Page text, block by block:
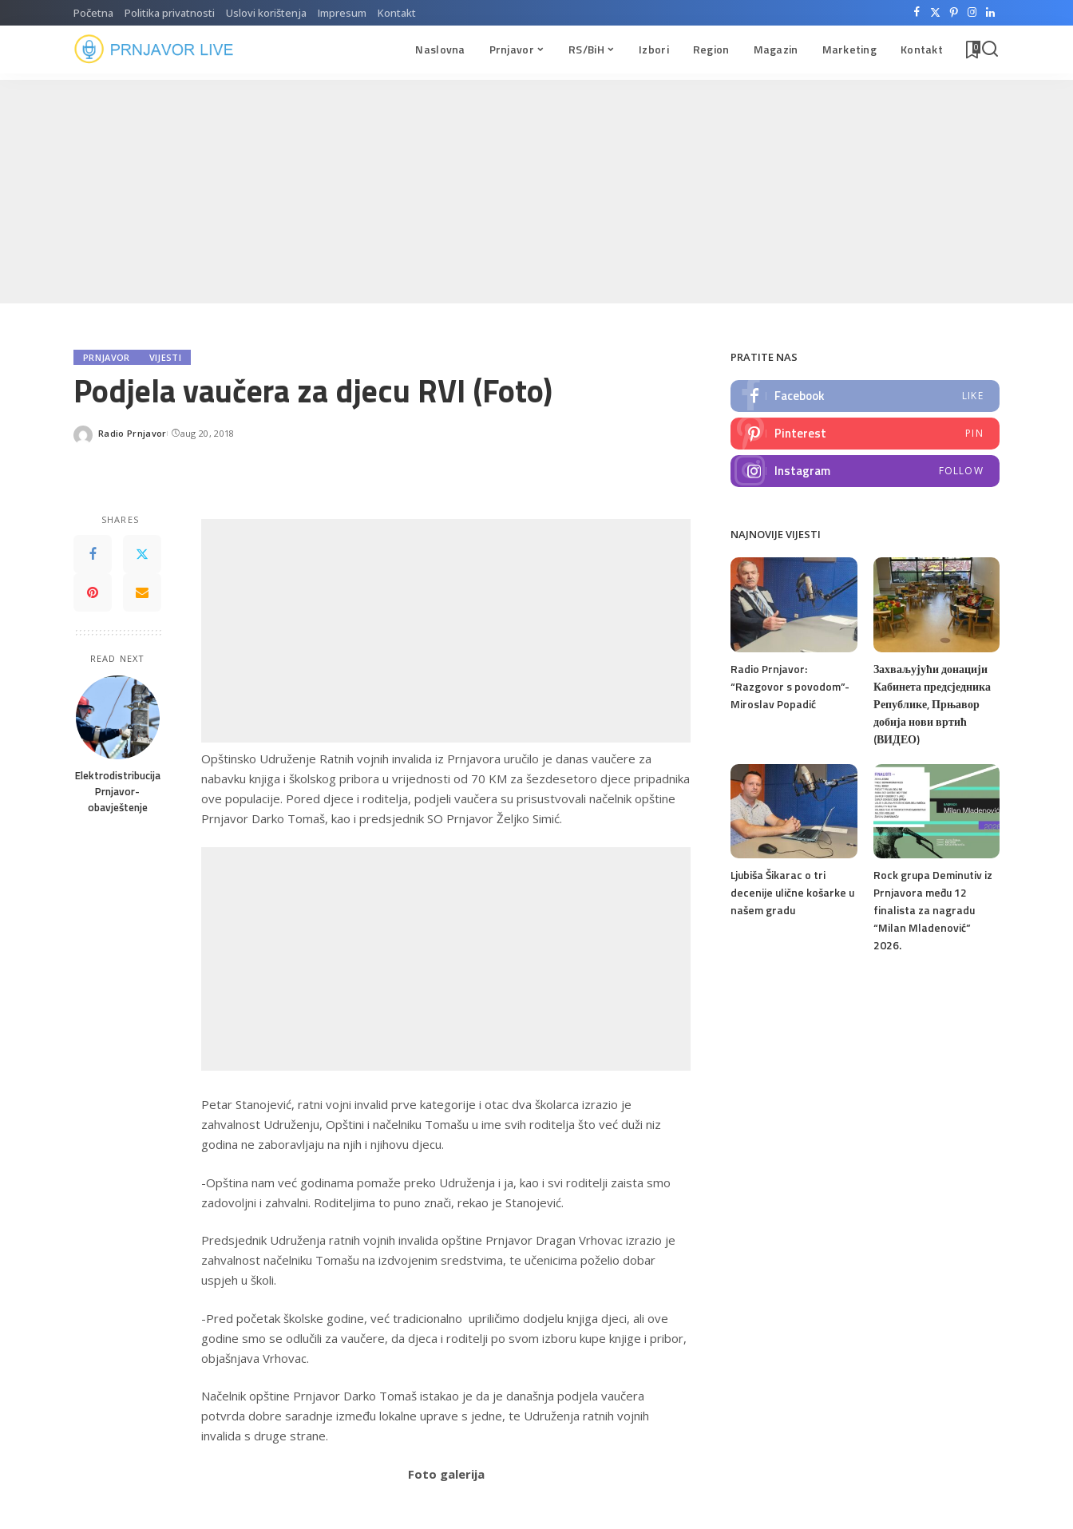
Početna Politika privatnosti Uslovi korištenja Impresum Kontakt
Naslovna Prnjavor RS/BiH Izbori Region Magazin Marketing Kontakt 0
PRNJAVOR VIJESTI
Podjela vaučera za djecu RVI (Foto)
Posted
Radio Prnjavor aug 20, 2018
SHARES
READ NEXT
Elektrodistribucija
Prnjavor-
obavještenje
Opštinsko Udruženje Ratnih vojnih invalida iz Prnjavora uručilo je danas vaučere za
nabavku knjiga i školskog pribora u vrijednosti od 70 KM za šezdesetoro djece pripadnika
ove populacije. Pored djece i roditelja, podjeli vaučera su prisustvovali načelnik opštine
Prnjavor Darko Tomaš, kao i predsjednik SO Prnjavor Željko Simić.
Petar Stanojević, ratni vojni invalid prve kategorije i otac dva školarca izrazio je
zahvalnost Udruženju, Opštini i načelniku Tomašu u ime svih roditelja što već duži niz
godina ne zaboravljaju na njih i njihovu djecu.
-Opština nam već godinama pomaže preko Udruženja i ja, kao i svi roditelji zaista smo
zadovoljni i zahvalni. Roditeljima to puno znači, rekao je Stanojević.
Predsjednik Udruženja ratnih vojnih invalida opštine Prnjavor Dragan Vrhovac izrazio je
zahvalnost načelniku Tomašu na izdvojenim sredstvima, te učenicima poželio dobar
uspjeh u školi.
-Pred početak školske godine, već tradicionalno upriličimo dodjelu knjiga djeci, ali ove
godine smo se odlučili za vaučere, da djeca i roditelji po svom izboru kupe knjige i pribor,
objašnjava Vrhovac.
Načelnik opštine Prnjavor Darko Tomaš istakao je da je današnja podjela vaučera
potvrda dobre saradnje između lokalne uprave s jedne, te Udruženja ratnih vojnih
invalida s druge strane.
Foto galerija
PRATITE NAS
Facebook LIKE
Pinterest PIN
Instagram FOLLOW
NAJNOVIJE VIJESTI
Radio Prnjavor:
“Razgovor s povodom”-
Miroslav Popadić
Захваљујући донацији
Кабинета предсједника
Републике, Прњавор
добија нови вртић
(ВИДЕО)
Ljubiša Šikarac o tri
decenije ulične košarke u
našem gradu
Rock grupa Deminutiv iz
Prnjavora među 12
finalista za nagradu
“Milan Mladenović”
2026.